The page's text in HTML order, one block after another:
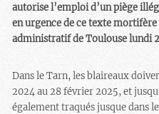
autorise l’emploi d’un piège
en urgence de ce texte
administratif de Toulouse lundi
Dans le Tarn, les blaireaux
2024 au 28 février 2025, et
également traqués jusque dans